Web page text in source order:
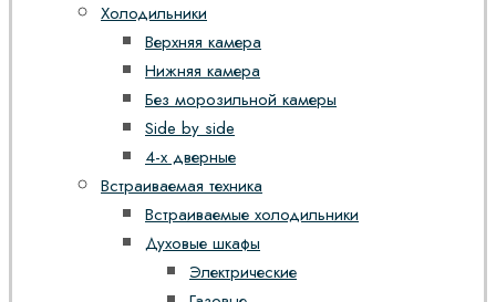
Холодильники
Верхняя камера
Нижняя камера
Без морозильной камеры
Side by side
4-х дверные
Встраиваемая техника
Встраиваемые холодильники
Духовые шкафы
Электрические